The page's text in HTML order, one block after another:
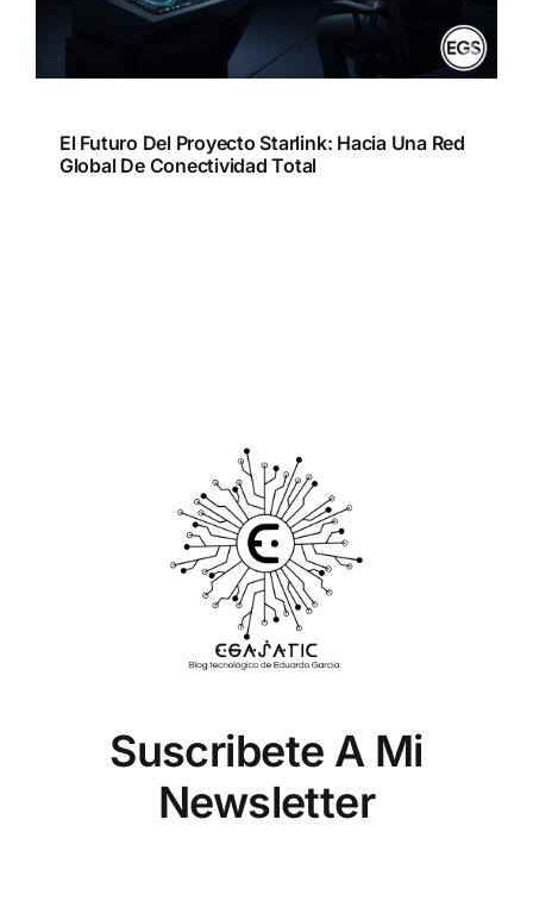
El Futuro Del Proyecto Starlink: Hacia Una Red
Global De Conectividad Total
Suscribete A Mi
Newsletter